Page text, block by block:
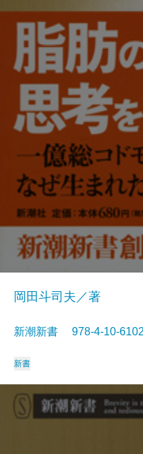
岡田斗司夫／著
新潮新書 978-4-10-
新書